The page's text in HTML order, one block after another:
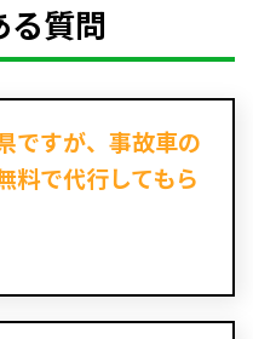
る質問
ですが、事故車の
料で代行してもら